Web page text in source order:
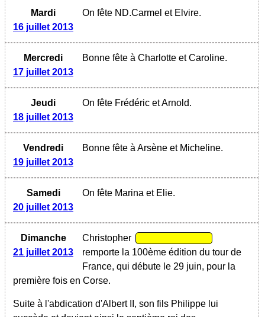
Mardi
16 juillet 2013
On fête ND.Carmel et Elvire.
Mercredi
17 juillet 2013
Bonne fête à Charlotte et Caroline.
Jeudi
18 juillet 2013
On fête Frédéric et Arnold.
Vendredi
19 juillet 2013
Bonne fête à Arsène et Micheline.
Samedi
20 juillet 2013
On fête Marina et Elie.
Dimanche
21 juillet 2013
Christopher
remporte la 100ème édition du tour de
France, qui débute le 29 juin, pour la
première fois en Corse.
Suite à l'abdication d'Albert II, son fils Philippe lui